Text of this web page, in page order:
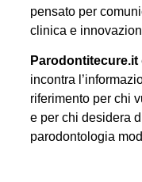
pensato per
clinica e
Parodontitecure.it
incontra
riferimento per chi
e per chi desidera
parodontologia